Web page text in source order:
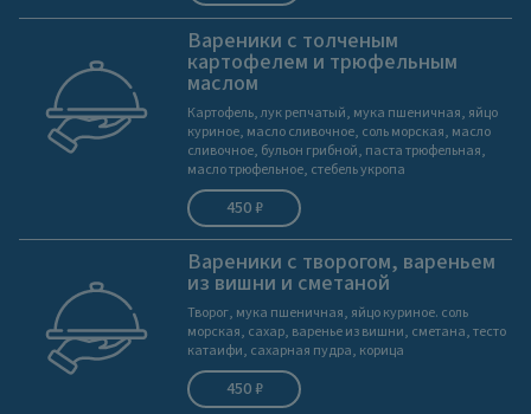
Вареники с толченым
картофелем и трюфельным
маслом
Картофель, лук репчатый, мука пшеничная, яйцо
куриное, масло сливочное, соль морская, масло
сливочное, бульон грибной, паста трюфельная,
масло трюфельное, стебель укропа
450 ₽
Вареники с творогом, вареньем
из вишни и сметаной
Творог, мука пшеничная, яйцо куриное. соль
морская, сахар, варенье из вишни, сметана, тесто
катаифи, сахарная пудра, корица
450 ₽